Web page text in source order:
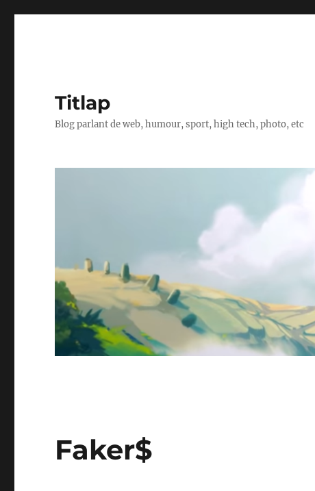
Titlap
Blog parlant de web, humour, sport, high tech, photo, etc
Faker$